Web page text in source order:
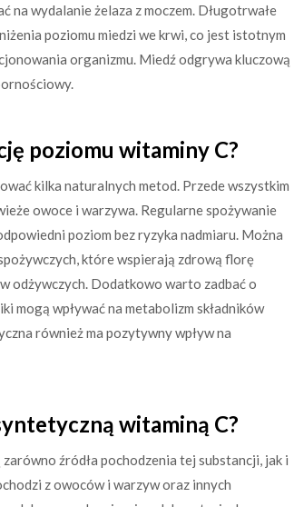
wydalanie żelaza z moczem. Długotrwałe
poziomu miedzi we krwi, co jest istotnym
organizmu. Miedź odgrywa kluczową
poziomu witaminy C?
kilka naturalnych metod. Przede wszystkim
owoce i warzywa. Regularne spożywanie
poziom bez ryzyka nadmiaru. Można
które wspierają zdrową florę
odżywczych. Dodatkowo warto zadbać o
mogą wpływać na metabolizm składników
również ma pozytywny wpływ na
witaminą C?
źródła pochodzenia tej substancji, jak i
z owoców i warzyw oraz innych